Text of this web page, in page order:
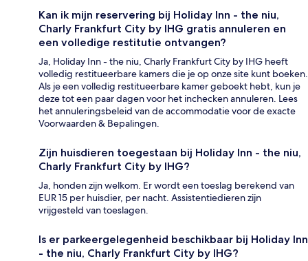
Kan ik mijn reservering bij Holiday Inn - the niu,
Charly Frankfurt City by IHG gratis annuleren en
een volledige restitutie ontvangen?
Ja, Holiday Inn - the niu, Charly Frankfurt City by IHG heeft
volledig restitueerbare kamers die je op onze site kunt boeken.
Als je een volledig restitueerbare kamer geboekt hebt, kun je
deze tot een paar dagen voor het inchecken annuleren. Lees
het annuleringsbeleid van de accommodatie voor de exacte
Voorwaarden & Bepalingen.
Zijn huisdieren toegestaan bij Holiday Inn - the niu,
Charly Frankfurt City by IHG?
Ja, honden zijn welkom. Er wordt een toeslag berekend van
EUR 15 per huisdier, per nacht. Assistentiedieren zijn
vrijgesteld van toeslagen.
Is er parkeergelegenheid beschikbaar bij Holiday Inn
- the niu, Charly Frankfurt City by IHG?